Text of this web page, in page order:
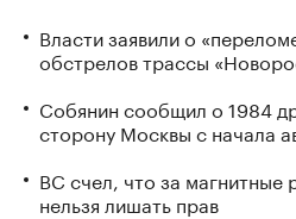
Власти заявили о
обстрелов трассы
Собянин сообщил о 1984
сторону Москвы с начала
ВС счел, что за
нельзя лишать прав